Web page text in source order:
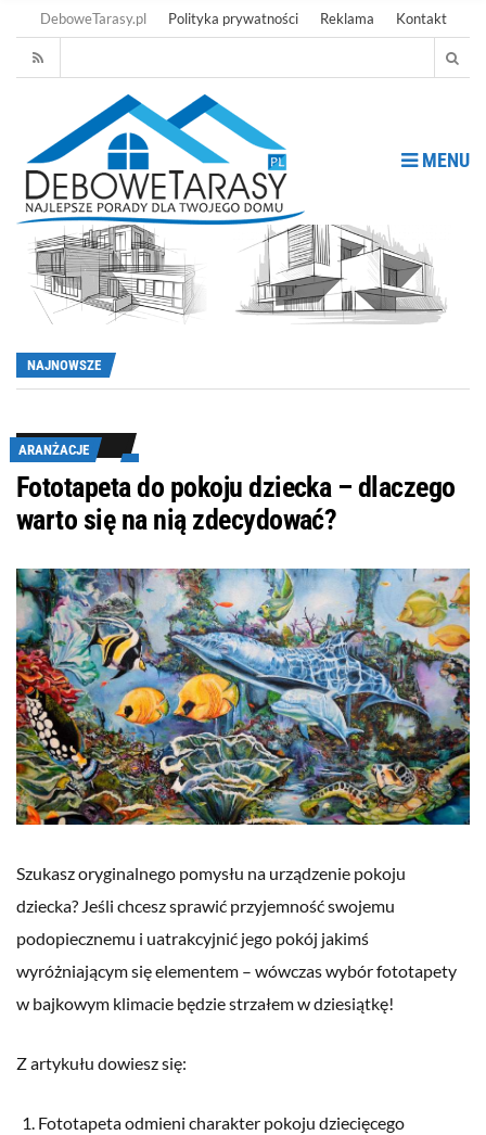
DeboweTarasy.pl Polityka prywatności Reklama Kontakt
MENU
NAJNOWSZE
ARANŻACJE
Fototapeta do pokoju dziecka – dlaczego
warto się na nią zdecydować?
Szukasz oryginalnego pomysłu na urządzenie pokoju
dziecka? Jeśli chcesz sprawić przyjemność swojemu
podopiecznemu i uatrakcyjnić jego pokój jakimś
wyróżniającym się elementem – wówczas wybór fototapety
w bajkowym klimacie będzie strzałem w dziesiątkę!
Z artykułu dowiesz się:
Fototapeta odmieni charakter pokoju dziecięcego